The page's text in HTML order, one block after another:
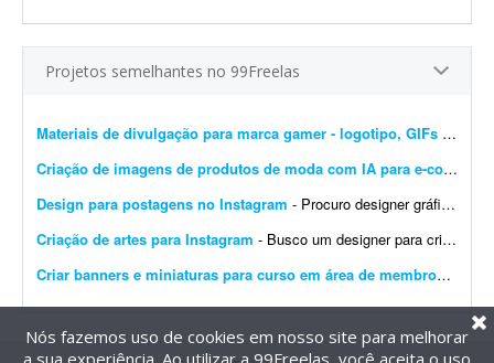
Projetos semelhantes no 99Freelas
Materiais de divulgação para marca gamer - logotipo, GIFs e banners
Criação de imagens de produtos de moda com IA para e-commerce
Design para postagens no Instagram - Procuro designer gráfico para me ajudar nas postagens do meu Instagram profissional. Algumas já foram feitas por mim, mas precisam ser melhoradas. Algumas pretendo manter como est&ati...
Criação de artes para Instagram - Busco um designer para criação de artes para o Instagram. O designer receberá um calendário editorial já pronto, com direcionamento de headlines, subheadlines e ...
Criar banners e miniaturas para curso em área de membros
-
Nós fazemos uso de cookies em nosso site para melhorar
a sua experiência. Ao utilizar a 99Freelas, você aceita o uso